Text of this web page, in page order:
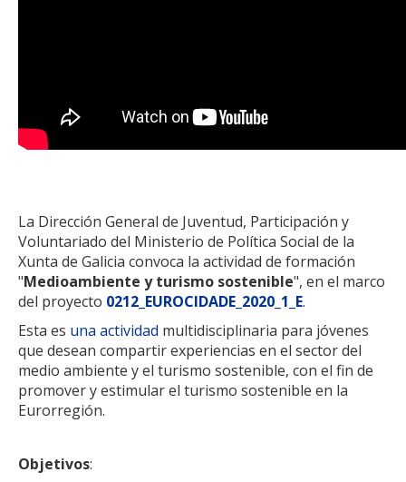
La Dirección General de Juventud, Participación y
Voluntariado del Ministerio de Política Social de la
Xunta de Galicia convoca la actividad de formación
"Medioambiente y turismo sostenible", en el marco
del proyecto 0212_EUROCIDADE_2020_1_E.
Esta es una actividad multidisciplinaria para jóvenes
que desean compartir experiencias en el sector del
medio ambiente y el turismo sostenible, con el fin de
promover y estimular el turismo sostenible en la
Eurorregión.
Objetivos: